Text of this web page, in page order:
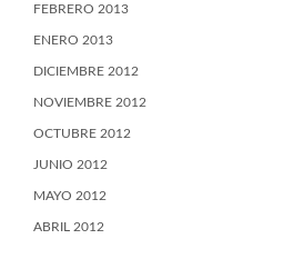
FEBRERO 2013
ENERO 2013
DICIEMBRE 2012
NOVIEMBRE 2012
OCTUBRE 2012
JUNIO 2012
MAYO 2012
ABRIL 2012